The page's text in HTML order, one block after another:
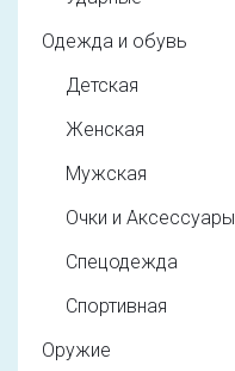
Одежда и обувь
Детская
Женская
Мужская
Очки и Аксессуары
Спецодежда
Спортивная
Оружие